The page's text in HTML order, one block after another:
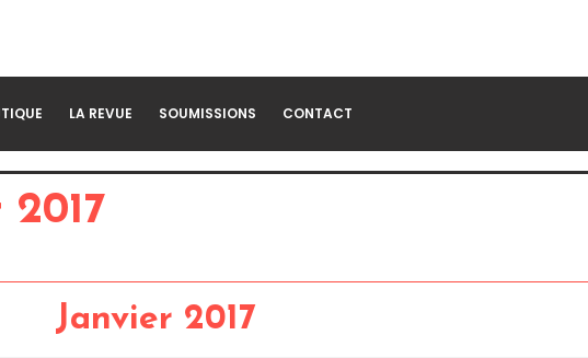
LA REVUE SOUMISSIONS CONTACT
Janvier 2017